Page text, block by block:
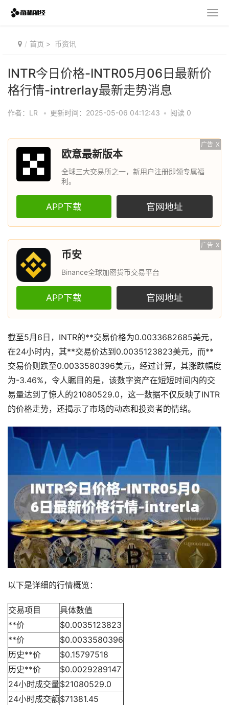
首页 > 币资讯
INTR今日价格-INTR05月06日最新价
格行情-intrerlay最新走势消息
作者：LR • 更新时间：2025-05-06 04:12:43 • 阅读 0
广告 X
欧意最新版本
全球三大交易所之一，新用户注册即领专属福
利。
APP下载 官网地址
广告 X
币安
Binance全球加密货币交易平台
APP下载 官网地址
截至5月6日，INTR的**交易价格为0.0033682685美元，
在24小时内，其**交易价达到0.0035123823美元，而**
交易价则跌至0.0033580396美元，经过计算，其涨跌幅度
为-3.46%，令人瞩目的是，该数字资产在短短时间内的交
易量达到了惊人的21080529.0，这一数据不仅反映了INTR
的价格走势，还揭示了市场的动态和投资者的情绪。
以下是详细的行情概览：
交易项目
具体数值
**价
$0.0035123823
**价
$0.0033580396
历史**价
$0.15797518
历史**价
$0.0029289147
24小时成交量$21080529.0
24小时成交额$71381.45